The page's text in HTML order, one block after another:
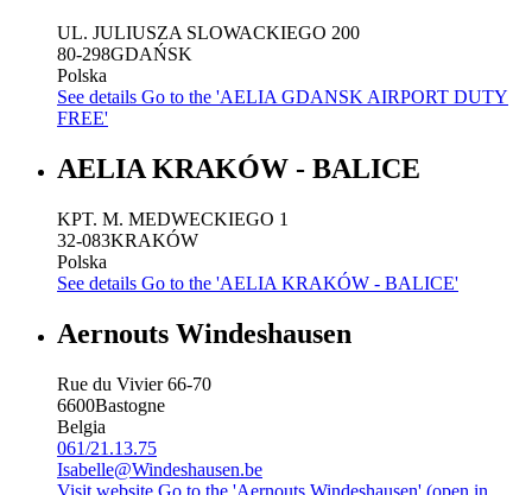
UL. JULIUSZA SLOWACKIEGO 200
80-298GDAŃSK
Polska
See details Go to the 'AELIA GDANSK AIRPORT DUTY
FREE'
AELIA KRAKÓW - BALICE
KPT. M. MEDWECKIEGO 1
32-083KRAKÓW
Polska
See details Go to the 'AELIA KRAKÓW - BALICE'
Aernouts Windeshausen
Rue du Vivier 66-70
6600Bastogne
Belgia
061/21.13.75
Isabelle@Windeshausen.be
Visit website Go to the 'Aernouts Windeshausen' (open in